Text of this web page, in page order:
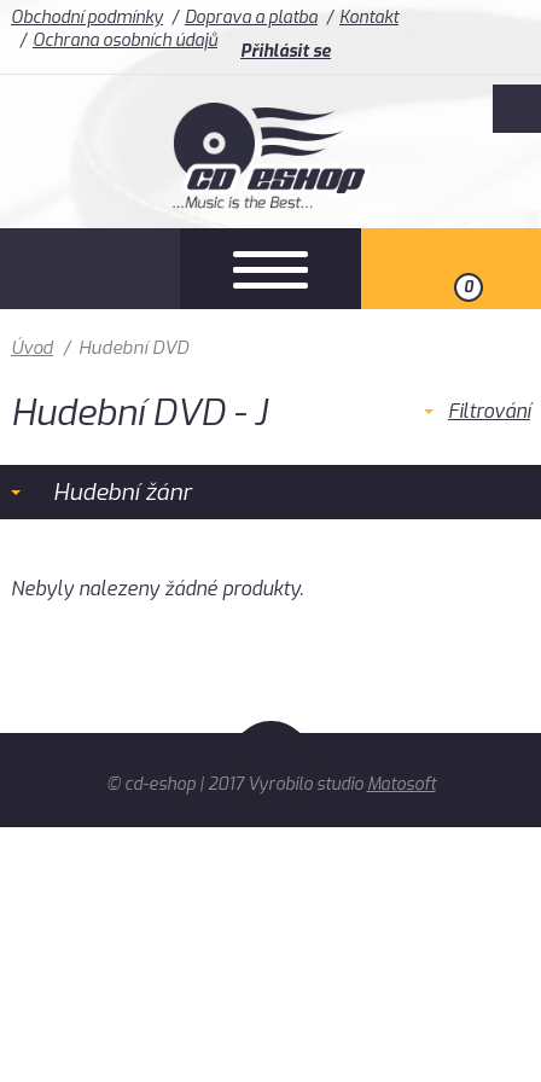
Obchodní podmínky Doprava a platba
Kontakt
Ochrana osobních údajů
Přihlásit se
0
Úvod / Hudební DVD
Hudební DVD - J Filtrování
Hudební žánr
Nebyly nalezeny žádné produkty.
© cd-eshop | 2017 Vyrobilo studio Matosoft